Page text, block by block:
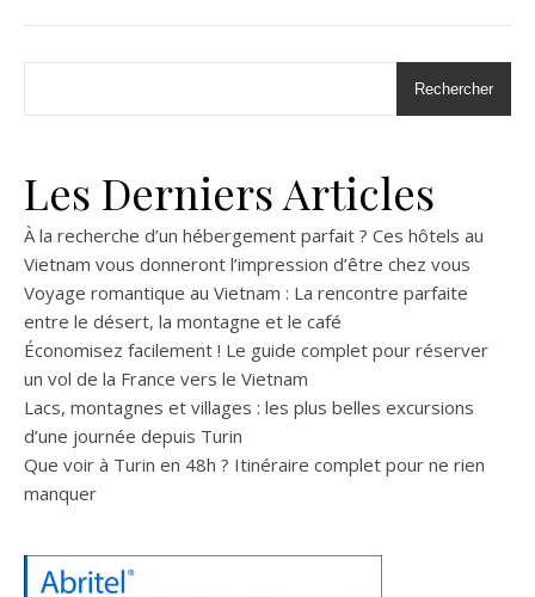
Rechercher
Les Derniers Articles
À la recherche d’un hébergement parfait ? Ces hôtels au
Vietnam vous donneront l’impression d’être chez vous
Voyage romantique au Vietnam : La rencontre parfaite
entre le désert, la montagne et le café
Économisez facilement ! Le guide complet pour réserver
un vol de la France vers le Vietnam
Lacs, montagnes et villages : les plus belles excursions
d’une journée depuis Turin
Que voir à Turin en 48h ? Itinéraire complet pour ne rien
manquer